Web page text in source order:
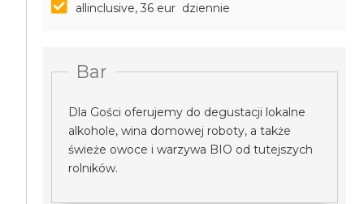
allinclusive, 36 eur dziennie
Bar
Dla Gości oferujemy do degustacji lokalne
alkohole, wina domowej roboty, a także
świeże owoce i warzywa BIO od tutejszych
rolników.